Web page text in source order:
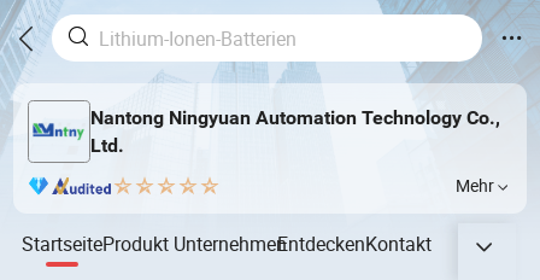
Nantong Ningyuan Automation Technology Co.,
Ltd.
Mehr
StartseiteProdukt UnternehmenEntdeckenKontakt